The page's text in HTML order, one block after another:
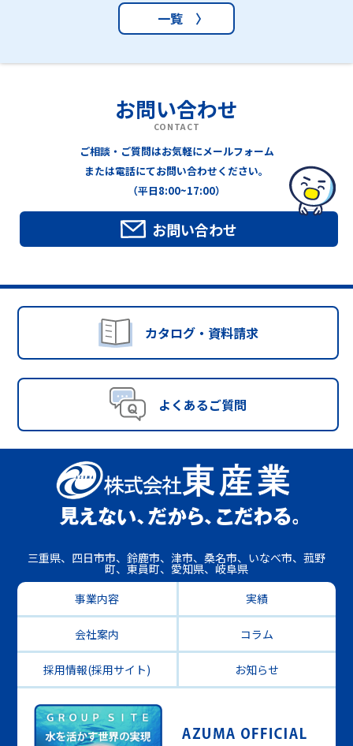
一覧 〉
お問い合わせ
CONTACT
ご相談・ご質問はお気軽にメールフォーム
または電話にてお問い合わせください。
（平日8:00~17:00）
お問い合わせ
カタログ・資料請求
よくあるご質問
三重県、四日市市、鈴鹿市、津市、桑名市、いなべ市、菰野
町、東員町、愛知県、岐阜県
事業内容
実績
会社案内 コラム
採用情報(採用サイト) お知らせ